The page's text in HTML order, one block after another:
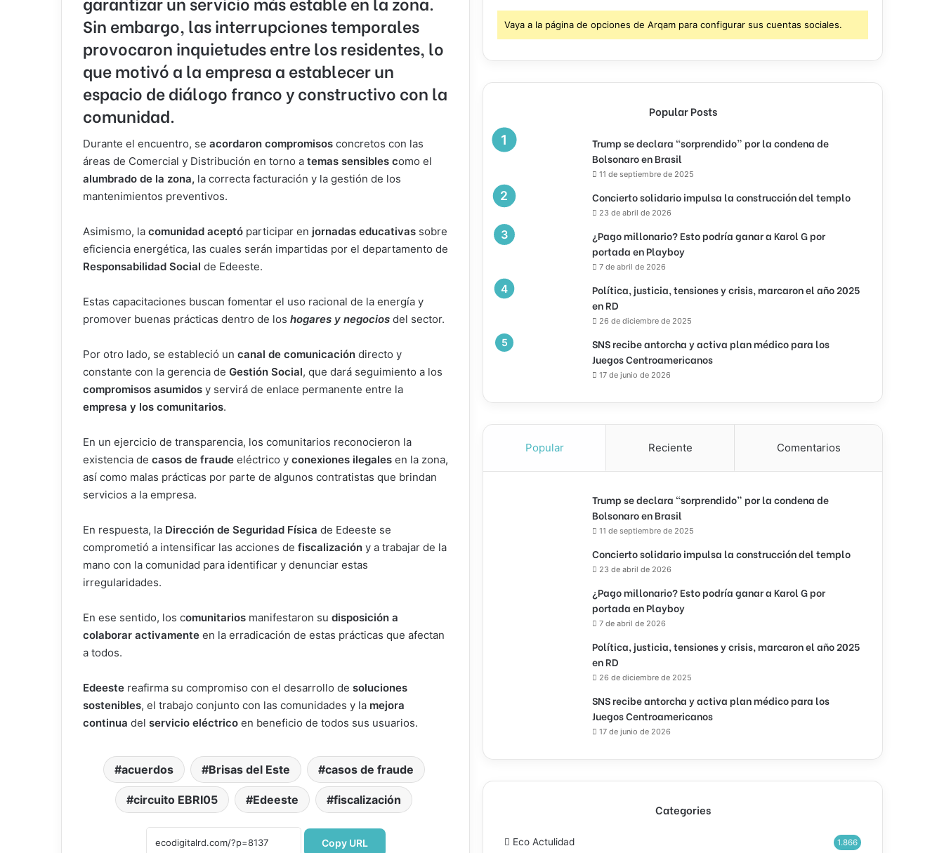
Sin embargo, las interrupciones temporales
provocaron inquietudes entre los residentes, lo
que motivó a la empresa a establecer un
espacio de diálogo franco y constructivo con la
comunidad.
Durante el encuentro, se acordaron compromisos concretos con las
áreas de Comercial y Distribución en torno a temas sensibles como el
alumbrado de la zona, la correcta facturación y la gestión de los
mantenimientos preventivos.
Asimismo, la comunidad aceptó participar en jornadas educativas sobre
eficiencia energética, las cuales serán impartidas por el departamento de
Responsabilidad Social de Edeeste.
Estas capacitaciones buscan fomentar el uso racional de la energía y
promover buenas prácticas dentro de los hogares y negocios del sector.
Por otro lado, se estableció un canal de comunicación directo y
constante con la gerencia de Gestión Social, que dará seguimiento a los
compromisos asumidos y servirá de enlace permanente entre la
empresa y los comunitarios.
En un ejercicio de transparencia, los comunitarios reconocieron la
existencia de casos de fraude eléctrico y conexiones ilegales en la zona,
así como malas prácticas por parte de algunos contratistas que brindan
servicios a la empresa.
En respuesta, la Dirección de Seguridad Física de Edeeste se
comprometió a intensificar las acciones de fiscalización y a trabajar de la
mano con la comunidad para identificar y denunciar estas
irregularidades.
En ese sentido, los comunitarios manifestaron su disposición a
colaborar activamente en la erradicación de estas prácticas que afectan
a todos.
Edeeste reafirma su compromiso con el desarrollo de soluciones
sostenibles, el trabajo conjunto con las comunidades y la mejora
continua del servicio eléctrico en beneficio de todos sus usuarios.
acuerdos Brisas del Este casos de fraude
circuito EBRI05 Edeeste fiscalización
Copy URL
Vaya a la página de opciones de Arqam para configurar sus cuentas sociales.
Popular Posts
Trump se declara “sorprendido” por la condena de
Bolsonaro en Brasil
11 de septiembre de 2025
Concierto solidario impulsa la construcción del templo
23 de abril de 2026
¿Pago millonario? Esto podría ganar a Karol G por
portada en Playboy
7 de abril de 2026
Política, justicia, tensiones y crisis, marcaron el año 2025
en RD
26 de diciembre de 2025
SNS recibe antorcha y activa plan médico para los
Juegos Centroamericanos
17 de junio de 2026
Popular Reciente Comentarios
Trump se declara “sorprendido” por la condena de
Bolsonaro en Brasil
11 de septiembre de 2025
Concierto solidario impulsa la construcción del templo
23 de abril de 2026
¿Pago millonario? Esto podría ganar a Karol G por
portada en Playboy
7 de abril de 2026
Política, justicia, tensiones y crisis, marcaron el año 2025
en RD
26 de diciembre de 2025
SNS recibe antorcha y activa plan médico para los
Juegos Centroamericanos
17 de junio de 2026
Categories
Eco Actulidad 1.866